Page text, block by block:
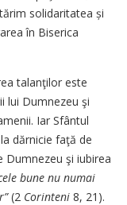
solidaritatea și
în Biserica
talanţilor este
lui Dumnezeu şi
Iar Sfântul
dărnicie faţă de
Dumnezeu şi iubirea
bune nu numai
(2 Corinteni 8, 21).